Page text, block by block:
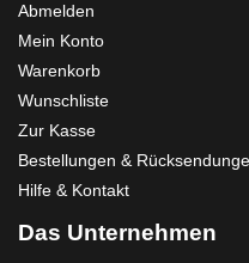
Abmelden
Mein Konto
Warenkorb
Wunschliste
Zur Kasse
Bestellungen &
Hilfe & Kontakt
Das Unternehmen